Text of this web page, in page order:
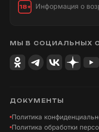
18+ Информация о
МЫ В СОЦИАЛЬНЫХ
ДОКУМЕНТЫ
Политика
Политика обработки